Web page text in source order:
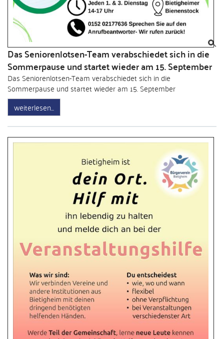
Das Seniorenlotsen-Team verabschiedet sich in die
Sommerpause und startet wieder am 15. September
Das Seniorenlotsen-Team verabschiedet sich in die
Sommerpause und startet wieder am 15. September
weiterlesen